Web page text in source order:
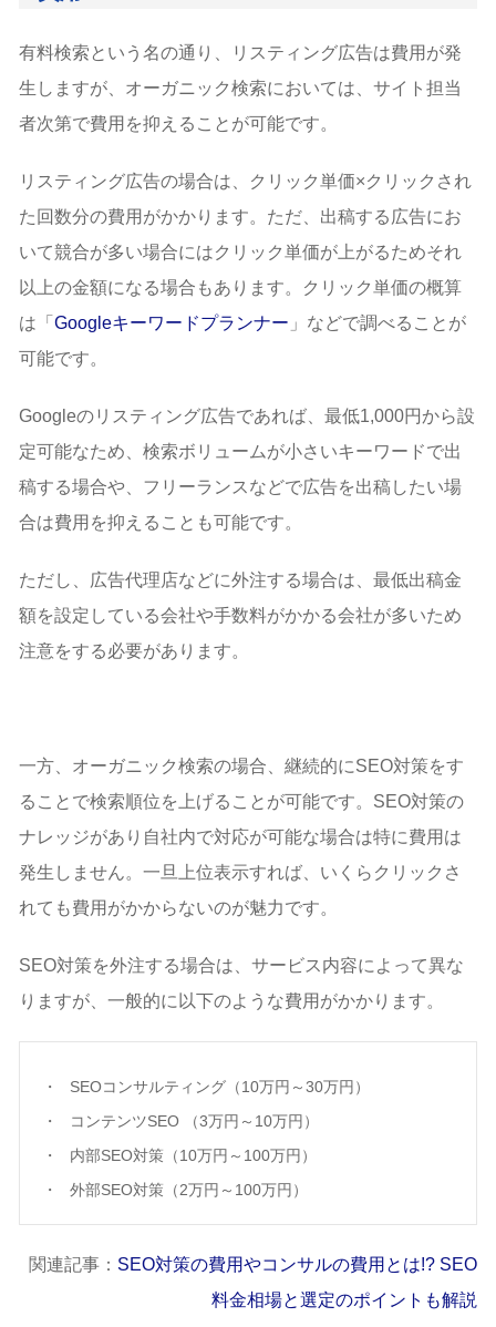
有料検索という名の通り、リスティング広告は費用が発
生しますが、オーガニック検索においては、サイト担当
者次第で費用を抑えることが可能です。
リスティング広告の場合は、クリック単価×クリックされ
た回数分の費用がかかります。ただ、出稿する広告にお
いて競合が多い場合にはクリック単価が上がるためそれ
以上の金額になる場合もあります。クリック単価の概算
は「 Googleキーワードプランナー 」などで調べることが
可能です。
Googleのリスティング広告であれば、最低1,000円から設
定可能なため、検索ボリュームが小さいキーワードで出
稿する場合や、フリーランスなどで広告を出稿したい場
合は費用を抑えることも可能です。
ただし、広告代理店などに外注する場合は、最低出稿金
額を設定している会社や手数料がかかる会社が多いため
注意をする必要があります。
一方、オーガニック検索の場合、継続的にSEO対策をす
ることで検索順位を上げることが可能です。SEO対策の
ナレッジがあり自社内で対応が可能な場合は特に費用は
発生しません。一旦上位表示すれば、いくらクリックさ
れても費用がかからないのが魅力です。
SEO対策を外注する場合は、サービス内容によって異な
りますが、一般的に以下のような費用がかかります。
SEOコンサルティング（10万円～30万円）
コンテンツSEO （3万円～10万円）
内部SEO対策（10万円～100万円）
外部SEO対策（2万円～100万円）
関連記事： SEO対策の費用やコンサルの費用とは!? SEO
料金相場と選定のポイントも解説